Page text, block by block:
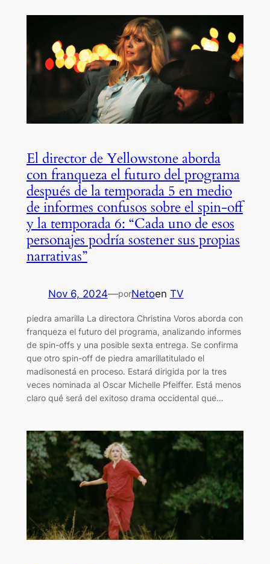
El director de Yellowstone aborda
con franqueza el futuro del programa
después de la temporada 5 en medio
de informes confusos sobre el spin-off
y la temporada 6: “Cada uno de esos
personajes podría sostener sus propias
narrativas”
Nov 6, 2024—porNetoen TV
piedra amarilla La directora Christina Voros aborda con
franqueza el futuro del programa, analizando informes
de spin-offs y una posible sexta entrega. Se confirma
que otro spin-off de piedra amarillatitulado el
madisonestá en proceso. Estará dirigida por la tres
veces nominada al Oscar Michelle Pfeiffer. Está menos
claro qué será del exitoso drama occidental que…